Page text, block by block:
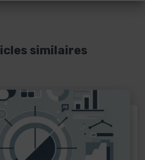
similaires